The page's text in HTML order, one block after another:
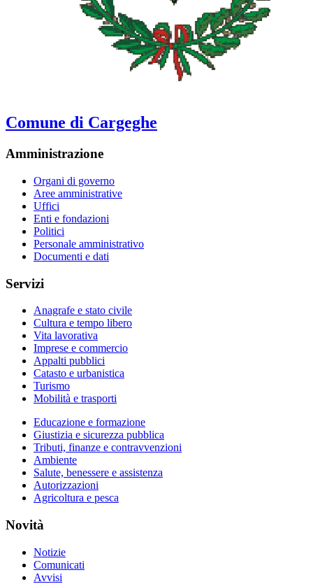
Comune di Cargeghe
Amministrazione
Organi di governo
Aree amministrative
Uffici
Enti e fondazioni
Politici
Personale amministrativo
Documenti e dati
Servizi
Anagrafe e stato civile
Cultura e tempo libero
Vita lavorativa
Imprese e commercio
Appalti pubblici
Catasto e urbanistica
Turismo
Mobilità e trasporti
Educazione e formazione
Giustizia e sicurezza pubblica
Tributi, finanze e contravvenzioni
Ambiente
Salute, benessere e assistenza
Autorizzazioni
Agricoltura e pesca
Novità
Notizie
Comunicati
Avvisi